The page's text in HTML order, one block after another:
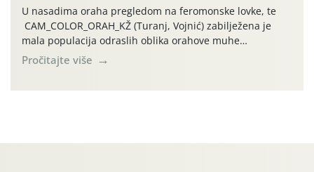
U nasadima oraha pregledom na feromonske lovke, te
CAM_COLOR_ORAH_KŽ (Turanj, Vojnić) zabilježena je
mala populacija odraslih oblika orahove muhe
(Rhagoletis completa). Niska brojnost može se objasniti
činjenicom da je riječ o mladim nasadima s vrlo malim
Pročitajte više